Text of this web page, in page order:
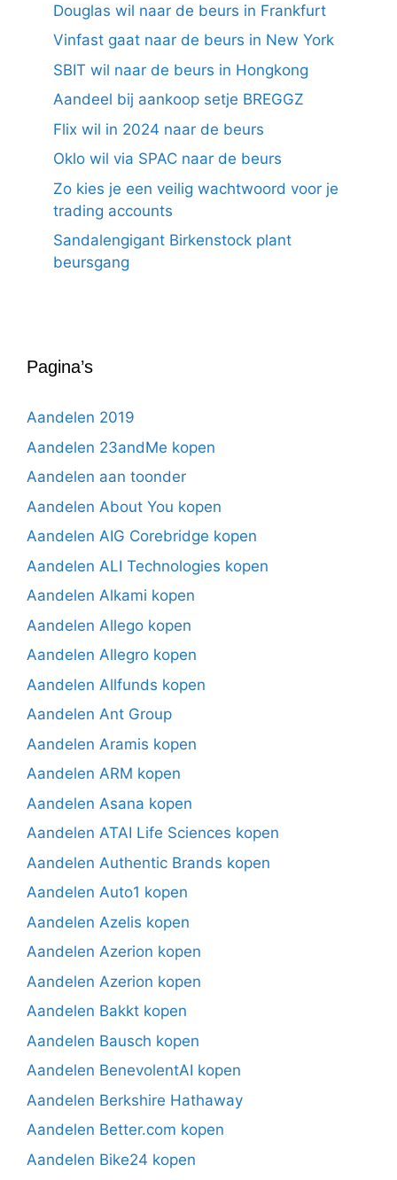
Douglas wil naar de beurs in Frankfurt
Vinfast gaat naar de beurs in New York
SBIT wil naar de beurs in Hongkong
Aandeel bij aankoop setje BREGGZ
Flix wil in 2024 naar de beurs
Oklo wil via SPAC naar de beurs
Zo kies je een veilig wachtwoord voor je
trading accounts
Sandalengigant Birkenstock plant
beursgang
Pagina’s
Aandelen 2019
Aandelen 23andMe kopen
Aandelen aan toonder
Aandelen About You kopen
Aandelen AIG Corebridge kopen
Aandelen ALI Technologies kopen
Aandelen Alkami kopen
Aandelen Allego kopen
Aandelen Allegro kopen
Aandelen Allfunds kopen
Aandelen Ant Group
Aandelen Aramis kopen
Aandelen ARM kopen
Aandelen Asana kopen
Aandelen ATAI Life Sciences kopen
Aandelen Authentic Brands kopen
Aandelen Auto1 kopen
Aandelen Azelis kopen
Aandelen Azerion kopen
Aandelen Azerion kopen
Aandelen Bakkt kopen
Aandelen Bausch kopen
Aandelen BenevolentAI kopen
Aandelen Berkshire Hathaway
Aandelen Better.com kopen
Aandelen Bike24 kopen